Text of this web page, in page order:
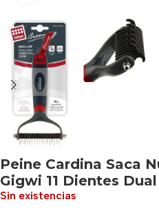
Peine Cardina Saca
Gigwi 11 Dientes Dual
Sin existencias